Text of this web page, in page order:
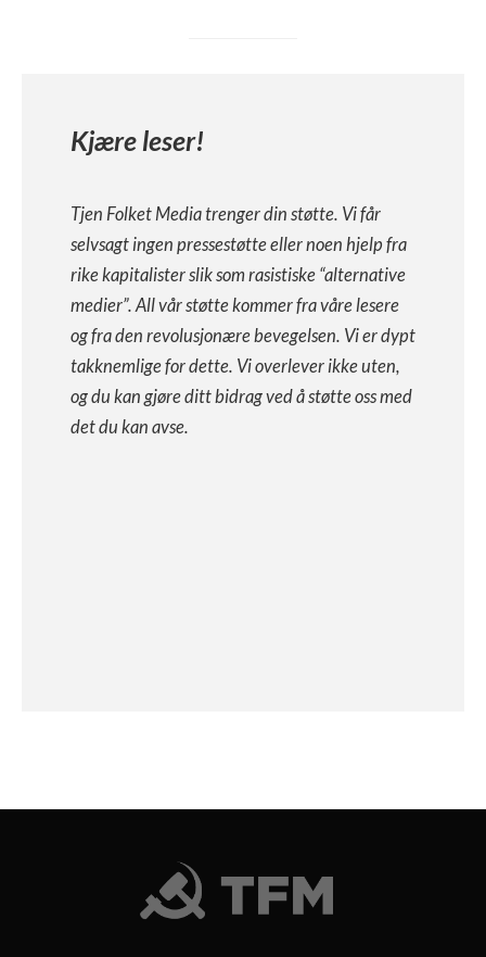
Kjære leser!
Tjen Folket Media trenger din støtte. Vi får
selvsagt ingen pressestøtte eller noen hjelp fra
rike kapitalister slik som rasistiske “alternative
medier”. All vår støtte kommer fra våre lesere
og fra den revolusjonære bevegelsen. Vi er dypt
takknemlige for dette. Vi overlever ikke uten,
og du kan gjøre ditt bidrag ved å støtte oss med
det du kan avse.